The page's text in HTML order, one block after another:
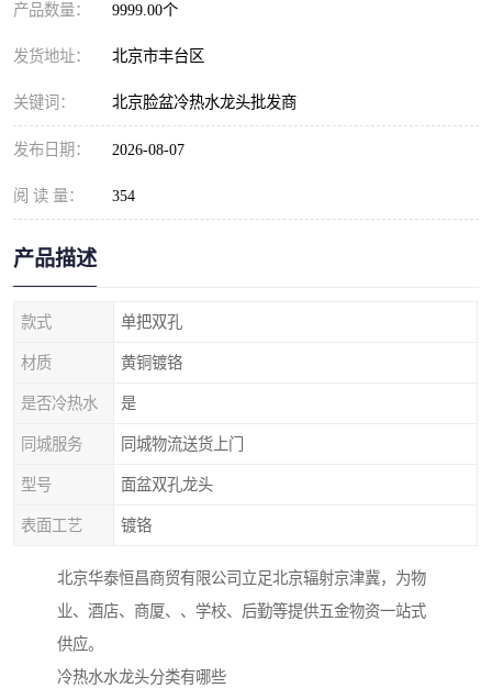
产品数量： 9999.00个
发货地址： 北京市丰台区
关键词： 北京脸盆冷热水龙头批发商
发布日期： 2026-08-07
阅 读 量： 354
产品描述
款式 单把双孔
材质 黄铜镀铬
是否冷热水 是
同城服务 同城物流送货上门
型号 面盆双孔龙头
表面工艺 镀铬
北京华泰恒昌商贸有限公司立足北京辐射京津冀，为物
业、酒店、商厦、、学校、后勤等提供五金物资一站式
供应。
冷热水水龙头分类有哪些